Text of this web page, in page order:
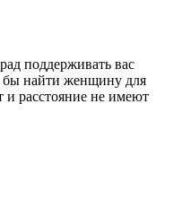
поддерживать вас
бы найти женщину для
расстояние не имеют